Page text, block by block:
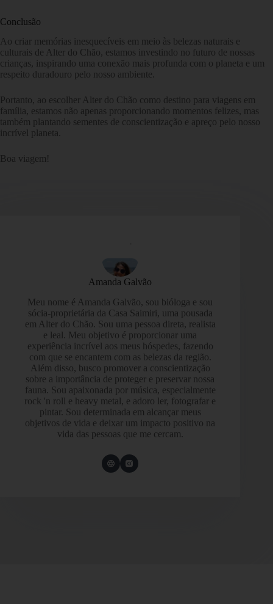
Conclusão
Ao criar memórias inesquecíveis em meio às belezas naturais e
culturais de Alter do Chão, estamos investindo no futuro de nossas
crianças, inspirando uma conexão mais profunda com o planeta e um
respeito duradouro pelo nosso ambiente.
Portanto, ao escolher Alter do Chão como destino para viagens em
família, estamos não apenas proporcionando momentos felizes, mas
também plantando sementes de conscientização e apreço pelo nosso
incrível planeta.
Boa viagem!
Amanda Galvão
Meu nome é Amanda Galvão, sou bióloga e sou
sócia-proprietária da Casa Saimiri, uma pousada
em Alter do Chão. Sou uma pessoa direta, realista
e leal. Meu objetivo é proporcionar uma
experiência incrível aos meus hóspedes, fazendo
com que se encantem com as belezas da região.
Além disso, busco promover a conscientização
sobre a importância de proteger e preservar nossa
fauna. Sou apaixonada por música, especialmente
rock 'n roll e heavy metal, e adoro ler, fotografar e
pintar. Sou determinada em alcançar meus
objetivos de vida e deixar um impacto positivo na
vida das pessoas que me cercam.